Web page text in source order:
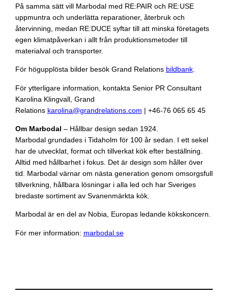
På samma sätt vill Marbodal med RE:PAIR och RE:USE
uppmuntra och underlätta reparationer, återbruk och
återvinning, medan RE:DUCE syftar till att minska företagets
egen klimatpåverkan i allt från produktionsmetoder till
materialval och transporter.
För högupplösta bilder besök Grand Relations bildbank.
För ytterligare information, kontakta Senior PR Consultant
Karolina Klingvall, Grand
Relations karolina@grandrelations.com | +46-76 065 65 45
Om Marbodal – Hållbar design sedan 1924.
Marbodal grundades i Tidaholm för 100 år sedan. I ett sekel
har de utvecklat, format och tillverkat kök efter beställning.
Alltid med hållbarhet i fokus. Det är design som håller över
tid. Marbodal värnar om nästa generation genom omsorgsfull
tillverkning, hållbara lösningar i alla led och har Sveriges
bredaste sortiment av Svanenmärkta kök.
Marbodal är en del av Nobia, Europas ledande kökskoncern.
För mer information: marbodal.se